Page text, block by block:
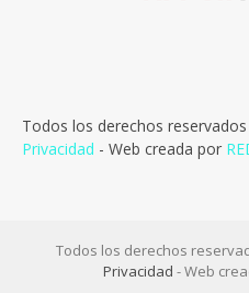
Todos los derechos
Privacidad - Web creada por
Todos los derechos
Privacidad - Web